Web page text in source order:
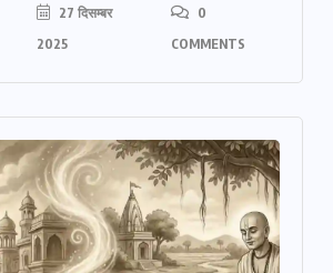
27 दिसम्बर
2025
0
COMMENTS